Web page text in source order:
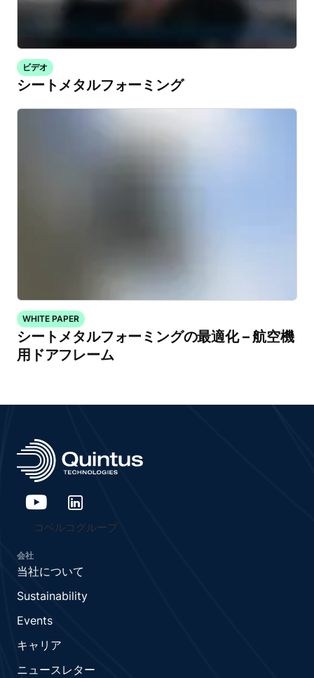
ビデオ
シートメタルフォーミング
WHITE PAPER
シートメタルフォーミングの最適化 – 航空機
用ドアフレーム
コベルコグループ
会社
当社について
Sustainability
Events
キャリア
ニュースレター